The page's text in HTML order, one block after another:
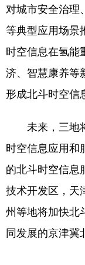
对城市安全治理
等典型应用场景
时空信息在氢能
济、智慧康养等
形成北斗时空信
未来，三地将
时空信息应用和
的北斗时空信息
技术开发区，天
州等地将加快北
同发展的京津冀